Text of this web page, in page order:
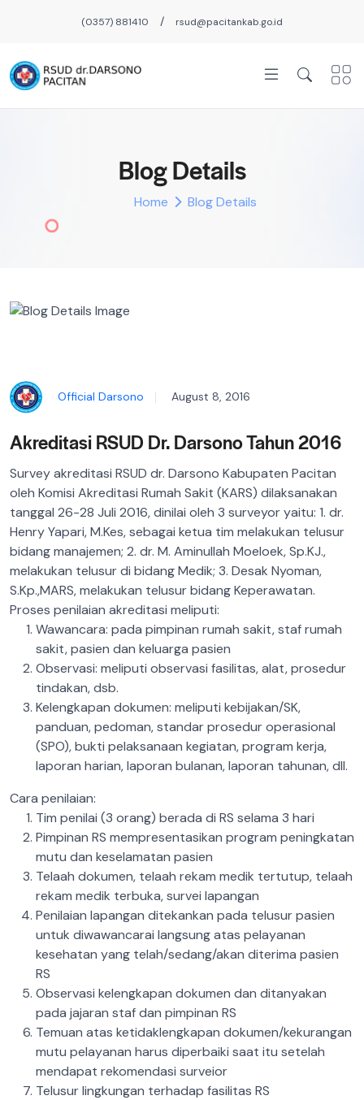
(0357) 881410 / rsud@pacitankab.go.id
Blog Details
Home Blog Details
Official Darsono August 8, 2016
Akreditasi RSUD Dr. Darsono Tahun 2016
Survey akreditasi RSUD dr. Darsono Kabupaten Pacitan
oleh Komisi Akreditasi Rumah Sakit (KARS) dilaksanakan
tanggal 26-28 Juli 2016, dinilai oleh 3 surveyor yaitu: 1. dr.
Henry Yapari, M.Kes, sebagai ketua tim melakukan telusur
bidang manajemen; 2. dr. M. Aminullah Moeloek, Sp.KJ.,
melakukan telusur di bidang Medik; 3. Desak Nyoman,
S.Kp.,MARS, melakukan telusur bidang Keperawatan.
Proses penilaian akreditasi meliputi:
Wawancara: pada pimpinan rumah sakit, staf rumah
sakit, pasien dan keluarga pasien
Observasi: meliputi observasi fasilitas, alat, prosedur
tindakan, dsb.
Kelengkapan dokumen: meliputi kebijakan/SK,
panduan, pedoman, standar prosedur operasional
(SPO), bukti pelaksanaan kegiatan, program kerja,
laporan harian, laporan bulanan, laporan tahunan, dll.
Cara penilaian:
Tim penilai (3 orang) berada di RS selama 3 hari
Pimpinan RS mempresentasikan program peningkatan
mutu dan keselamatan pasien
Telaah dokumen, telaah rekam medik tertutup, telaah
rekam medik terbuka, survei lapangan
Penilaian lapangan ditekankan pada telusur pasien
untuk diwawancarai langsung atas pelayanan
kesehatan yang telah/sedang/akan diterima pasien
RS
Observasi kelengkapan dokumen dan ditanyakan
pada jajaran staf dan pimpinan RS
Temuan atas ketidaklengkapan dokumen/kekurangan
mutu pelayanan harus diperbaiki saat itu setelah
mendapat rekomendasi surveior
Telusur lingkungan terhadap fasilitas RS